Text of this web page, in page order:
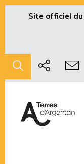
Site officiel